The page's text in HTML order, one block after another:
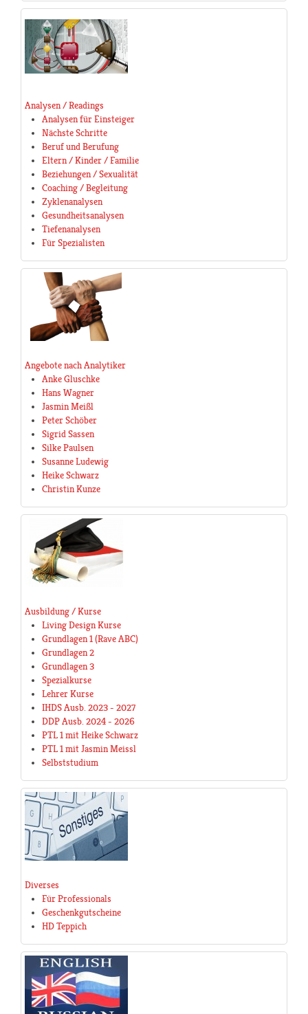
Analysen / Readings
Analysen für Einsteiger
Nächste Schritte
Beruf und Berufung
Eltern / Kinder / Familie
Beziehungen / Sexualität
Coaching / Begleitung
Zyklenanalysen
Gesundheitsanalysen
Tiefenanalysen
Für Spezialisten
Angebote nach Analytiker
Anke Gluschke
Hans Wagner
Jasmin Meißl
Peter Schöber
Sigrid Sassen
Silke Paulsen
Susanne Ludewig
Heike Schwarz
Christin Kunze
Ausbildung / Kurse
Living Design Kurse
Grundlagen 1 (Rave ABC)
Grundlagen 2
Grundlagen 3
Spezialkurse
Lehrer Kurse
IHDS Ausb. 2023 - 2027
DDP Ausb. 2024 - 2026
PTL 1 mit Heike Schwarz
PTL 1 mit Jasmin Meissl
Selbststudium
Diverses
Für Professionals
Geschenkgutscheine
HD Teppich